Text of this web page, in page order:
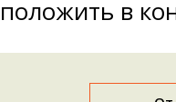
положить в